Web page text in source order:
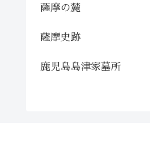
薩摩の麓
薩摩史跡
鹿児島島津家墓所